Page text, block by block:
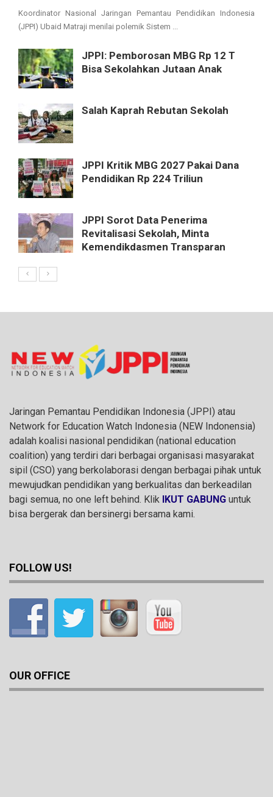
Koordinator Nasional Jaringan Pemantau Pendidikan Indonesia
(JPPI) Ubaid Matraji menilai polemik Sistem ...
JPPI: Pemborosan MBG Rp 12 T
Bisa Sekolahkan Jutaan Anak
Salah Kaprah Rebutan Sekolah
JPPI Kritik MBG 2027 Pakai Dana
Pendidikan Rp 224 Triliun
JPPI Sorot Data Penerima
Revitalisasi Sekolah, Minta
Kemendikdasmen Transparan
Jaringan Pemantau Pendidikan Indonesia (JPPI) atau
Network for Education Watch Indonesia (NEW Indonensia)
adalah koalisi nasional pendidikan (national education
coalition) yang terdiri dari berbagai organisasi masyarakat
sipil (CSO) yang berkolaborasi dengan berbagai pihak untuk
mewujudkan pendidikan yang berkualitas dan berkeadilan
bagi semua, no one left behind. Klik IKUT GABUNG untuk
bisa bergerak dan bersinergi bersama kami.
FOLLOW US!
OUR OFFICE